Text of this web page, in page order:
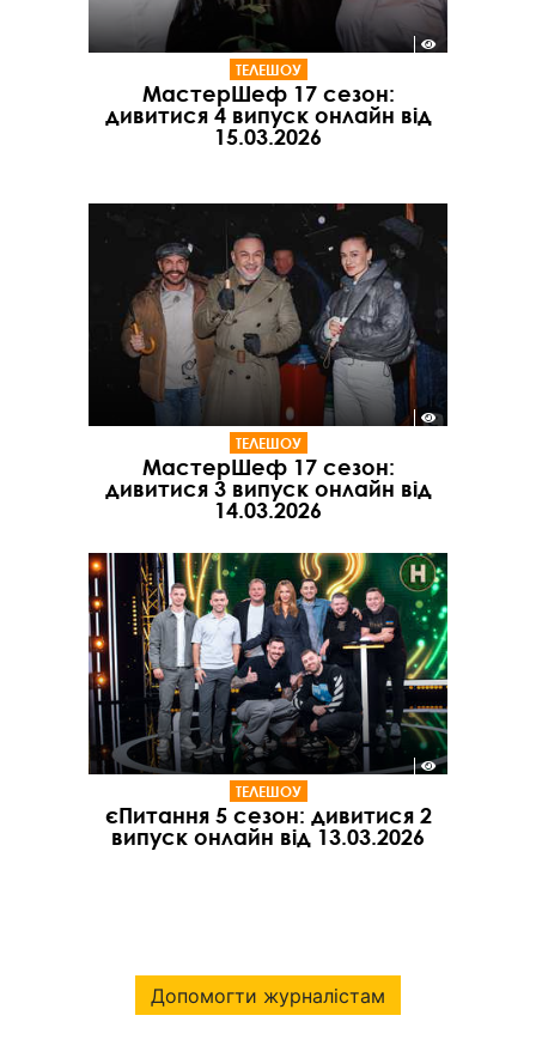
ТЕЛЕШОУ
МастерШеф 17 сезон:
дивитися 4 випуск онлайн від
15.03.2026
ТЕЛЕШОУ
МастерШеф 17 сезон:
дивитися 3 випуск онлайн від
14.03.2026
ТЕЛЕШОУ
єПитання 5 сезон: дивитися 2
випуск онлайн від 13.03.2026
Допомогти журналістам